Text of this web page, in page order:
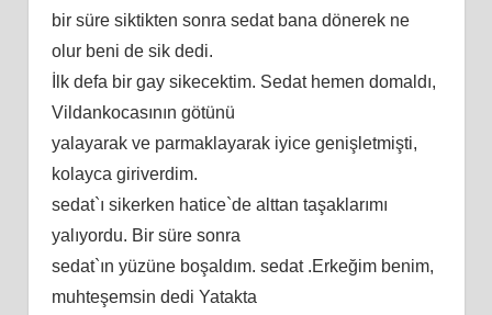
bir süre siktikten sonra sedat bana dönerek ne
olur beni de sik dedi.
İlk defa bir gay sikecektim. Sedat hemen domaldı,
Vildankocasının götünü
yalayarak ve parmaklayarak iyice genişletmişti,
kolayca giriverdim.
sedat`ı sikerken hatice`de alttan taşaklarımı
yalıyordu. Bir süre sonra
sedat`ın yüzüne boşaldım. sedat .Erkeğim benim,
muhteşemsin dedi Yatakta